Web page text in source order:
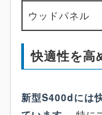
ウッドパネル
快適性を高
新型S400dには